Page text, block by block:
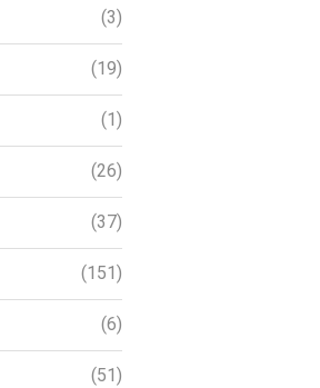
(3)
(19)
(1)
(26)
(37)
(151)
(6)
(51)